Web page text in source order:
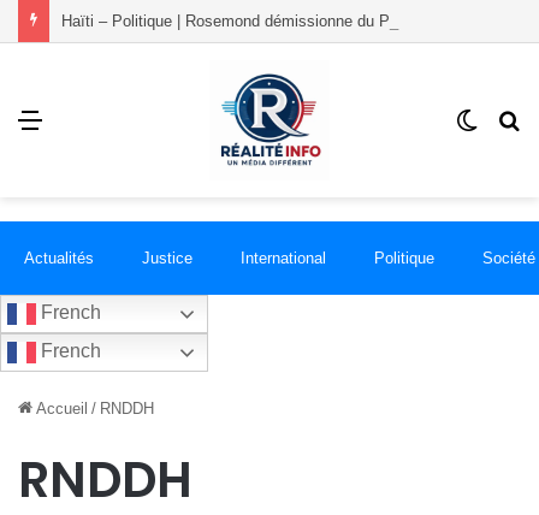
Menu
Switch
Actualités Justice International Politique Société
French
French
Accueil / RNDDH
RNDDH